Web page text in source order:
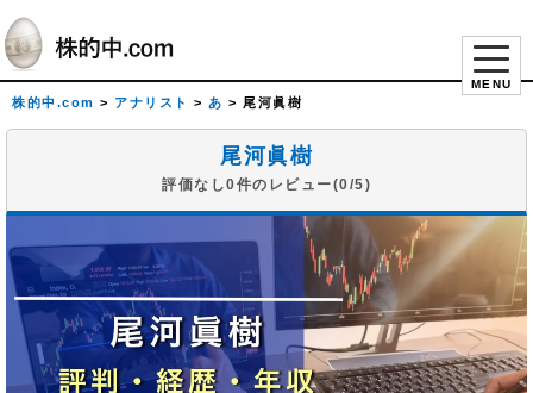
MENU
株的中.com > アナリスト > あ > 尾河眞樹
尾河眞樹
評価なし0件のレビュー(0/5)